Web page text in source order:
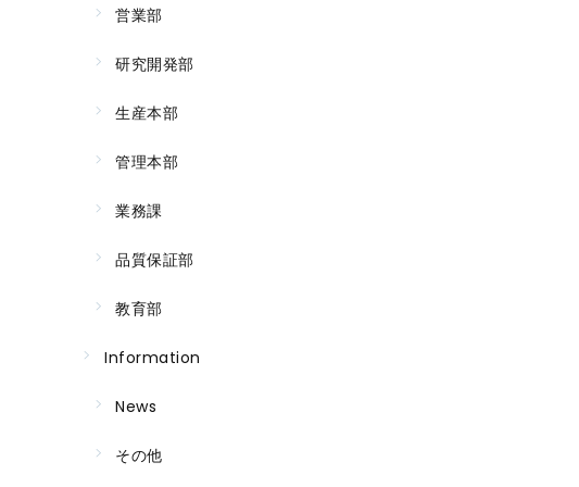
営業部
研究開発部
生産本部
管理本部
業務課
品質保証部
教育部
Information
News
その他